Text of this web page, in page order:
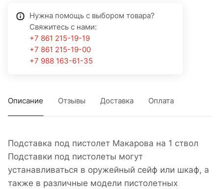
Нужна помощь с выбором товара?
Свяжитесь с нами:
+7 861 215-19-19
+7 861 215-19-00
+7 988 163-61-35
Описание Отзывы Доставка Оплата
Подставка под пистолет Макарова на 1 ствол
Подставки под пистолеты могут
устанавливаться в оружейный сейф или шкаф, а
также в различные модели пистолетных